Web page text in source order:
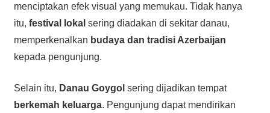
menciptakan efek visual yang memukau. Tidak hanya
itu, festival lokal sering diadakan di sekitar danau,
memperkenalkan budaya dan tradisi Azerbaijan
kepada pengunjung.
Selain itu, Danau Goygol sering dijadikan tempat
berkemah keluarga. Pengunjung dapat mendirikan